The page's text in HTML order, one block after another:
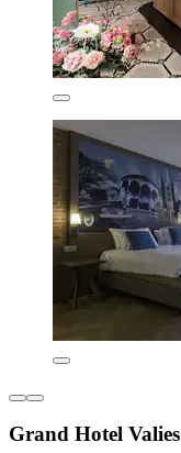
Grand Hotel Valies